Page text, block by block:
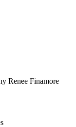
Finamore